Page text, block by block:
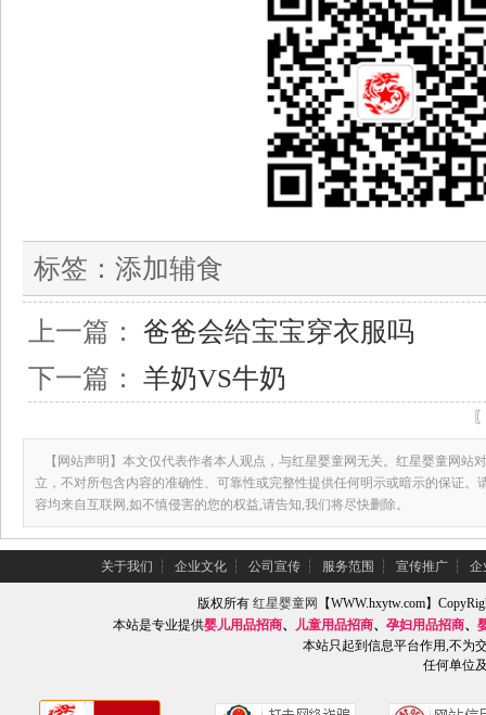
标签： 添加辅食
上一篇： 爸爸会给宝宝穿衣服吗
下一篇： 羊奶VS牛奶
【网站声明】本文仅代表作者本人观点，与红星婴童网无关。红星婴童网站
立，不对所包含内容的准确性、可靠性或完整性提供任何明示或暗示的保证。
容均来自互联网,如不慎侵害的您的权益,请告知,我们将尽快删除。
关于我们 ┆ 企业文化 ┆ 公司宣传 ┆ 服务范围 ┆ 宣传推广 ┆ 企
版权所有红星婴童网
【WWW.hxytw.com】
本站是专业提供婴儿用品招商、 儿童用品招商、 孕妇用品招商、
本站只起到信息平台作用,不为
任何单位